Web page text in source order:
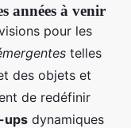
années à venir
pour les
telles
des objets et
de redéfinir
ups dynamiques